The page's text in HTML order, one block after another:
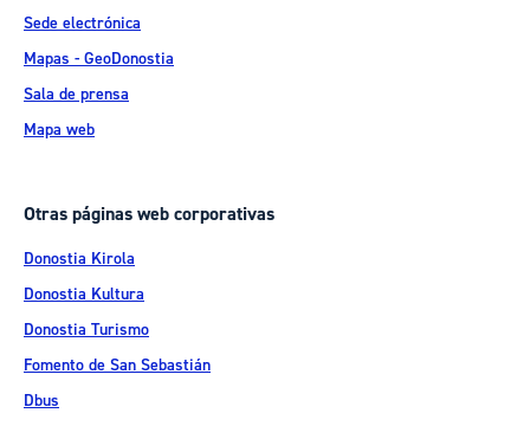
Sede electrónica
Mapas - GeoDonostia
Sala de prensa
Mapa web
Otras páginas web corporativas
Donostia Kirola
Donostia Kultura
Donostia Turismo
Fomento de San Sebastián
Dbus